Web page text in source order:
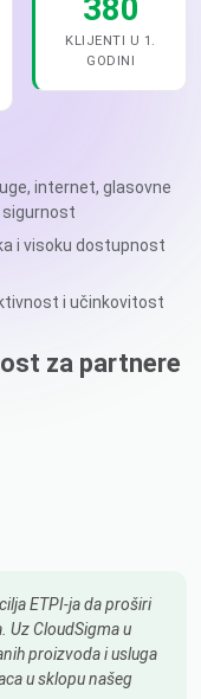
380
KLIJENTI U 1.
GODINI
internet, glasovne
sigurnost
i visoku dostupnost
i učinkovitost
za partnere
ETPI-ja da proširi
Uz CloudSigma u
proizvoda i usluga
u sklopu našeg